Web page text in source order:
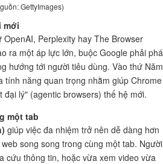
GettyImages)
mới
Perplexity hay The Browser
ra một áp lực lớn, buộc Google phải phá
hướng tới người tiêu dùng. Vào thứ Năm
năng quan trọng nhằm giúp Chrome
lý" (agentic browsers) thế hệ mới.
một tab
giúp việc đa nhiệm trở nên dễ dàng hơn
song song trong cùng một tab. Người
cứu thông tin, hoặc vừa xem video vừa